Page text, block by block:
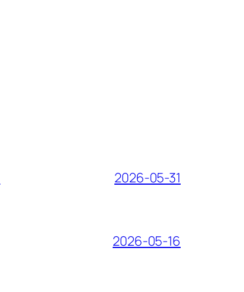
2026-05-31
2026-05-16